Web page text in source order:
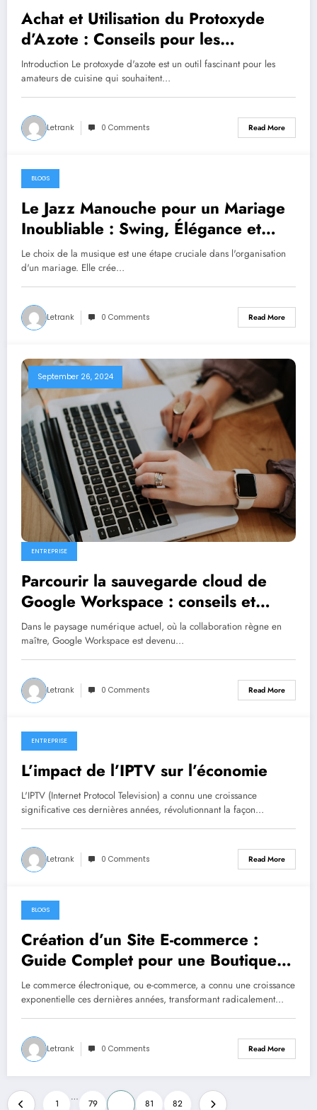
Achat et Utilisation du Protoxyde
d’Azote : Conseils pour les
Débutants en Cuisine
Introduction Le protoxyde d'azote est un outil fascinant pour les
amateurs de cuisine qui souhaitent…
Letrank 0 Comments Read More
September 28, 2024
BLOGS
Le Jazz Manouche pour un Mariage
Inoubliable : Swing, Élégance et
Convivialité
Le choix de la musique est une étape cruciale dans l'organisation
d'un mariage. Elle crée…
Letrank 0 Comments Read More
September 26, 2024
ENTREPRISE
Parcourir la sauvegarde cloud de
Google Workspace : conseils et
outils pour une gestion transparente
des données
Dans le paysage numérique actuel, où la collaboration règne en
maître, Google Workspace est devenu…
Letrank 0 Comments Read More
September 25, 2024
ENTREPRISE
L’impact de l’IPTV sur l’économie
L'IPTV (Internet Protocol Television) a connu une croissance
significative ces dernières années, révolutionnant la façon…
Letrank 0 Comments Read More
September 21, 2024
BLOGS
Création d’un Site E-commerce :
Guide Complet pour une Boutique
en Ligne Réussie
Le commerce électronique, ou e-commerce, a connu une croissance
exponentielle ces dernières années, transformant radicalement…
Letrank 0 Comments Read More
Posts 1
…
79 81 82